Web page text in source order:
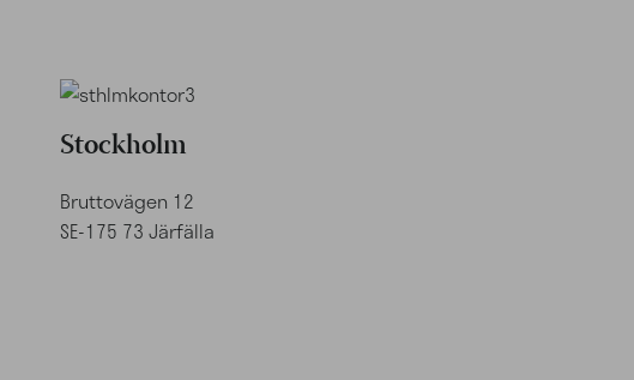
Stockholm
Bruttovägen 12
SE-175 73 Järfälla